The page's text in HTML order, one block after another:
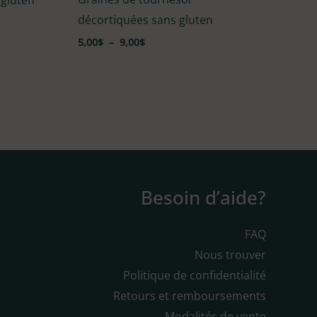
4.00
décortiquées sans gluten
5,00$ – 9,00$
Besoin d’aide?
FAQ
Nous trouver
Politique de confidentialité
Retours et remboursements